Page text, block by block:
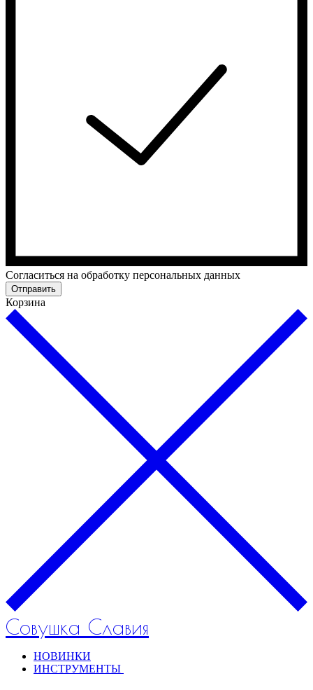
Cогласиться на обработку персональных данных
Отправить
Корзина
Совушка Славия
НОВИНКИ
ИНСТРУМЕНТЫ